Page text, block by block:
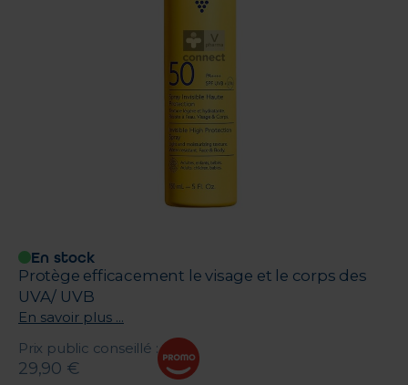
En stock
Protège efficacement le visage et le corps des
UVA/ UVB
En savoir plus ...
Prix public conseillé :
29,90 €